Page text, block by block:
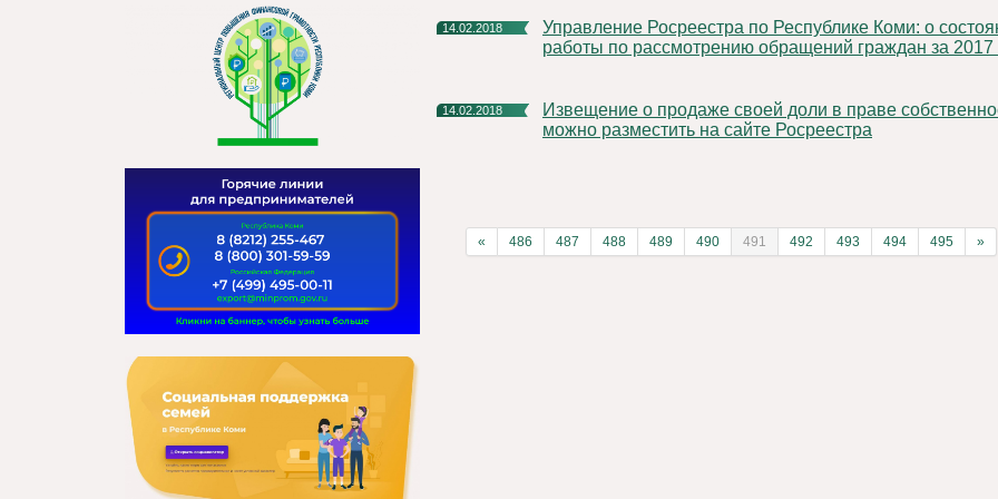
14.02.2018
Управление Росреестра по Республике Коми: о состоянии
работы по рассмотрению обращений граждан за 2017
14.02.2018
Извещение о продаже своей доли в праве собственности
можно разместить на сайте Росреестра
« 486 487 488 489 490 491 492 493 494 495 »